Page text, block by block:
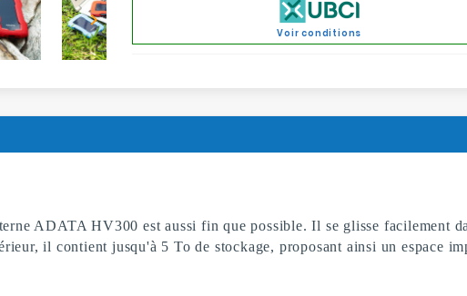

Voir conditions
ADATA HV300 est aussi fin que possible. Il se glisse facilement
il contient jusqu'à 5 To de stockage, proposant ainsi un espace